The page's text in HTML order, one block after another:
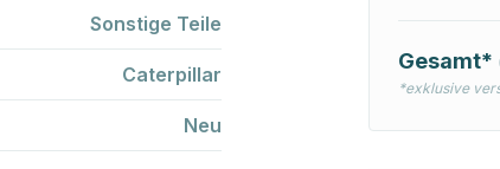
Gesamt*
*exklusive
Sonstige Teile
Caterpillar
Neu